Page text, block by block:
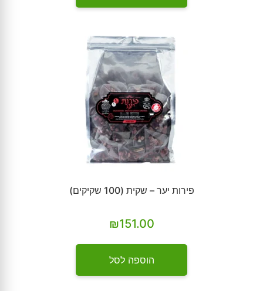
פירות יער – שקית (100 שקיקים)
₪151.00
הוספה לסל